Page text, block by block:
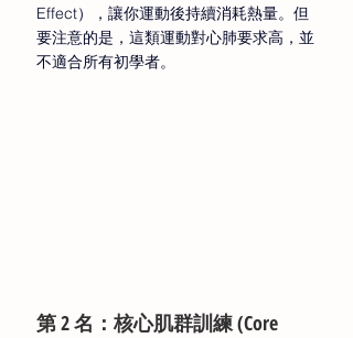
Effect），讓你運動後持續消耗熱量。但
要注意的是，這類運動對心肺要求高，並
不適合所有初學者。
第 2 名：核心肌群訓練 (Core